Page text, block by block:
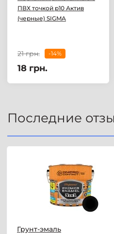
ПВХ точкой р10 Актив
(черные) SIGMA
21 грн. -14%
18 грн.
Последние
Грунт-эмаль